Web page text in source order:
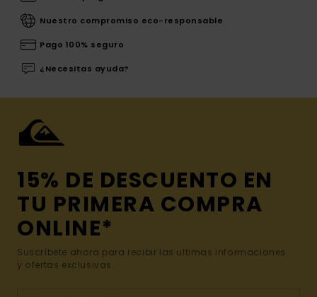
Nuestro compromiso eco-responsable
Pago 100% seguro
¿Necesitas ayuda?
15% DE DESCUENTO EN
TU PRIMERA COMPRA
ONLINE*
Suscríbete ahora para recibir las ultimas informaciones
y ofertas exclusivas.